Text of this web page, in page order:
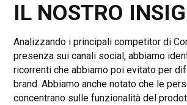
IL NOSTRO
Analizzando i principali competitor di
presenza sui canali social, abbiamo
ricorrenti che abbiamo poi evitato per
brand. Abbiamo anche notato che le
concentrano sulle funzionalità del